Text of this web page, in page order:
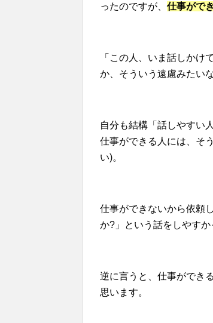
ったのですが、 仕事がで
「この人、いま話しかけ
か、そういう遠慮みたい
自分も結構「話しやすい
仕事ができる人には、そ
い)。
仕事ができないから依頼
か?」という話をしやすか
逆に言うと、仕事ができ
思います。